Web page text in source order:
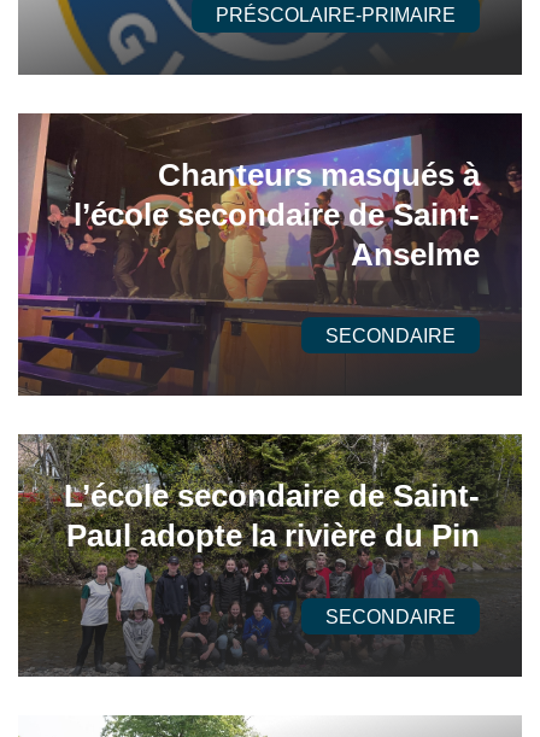
PRÉSCOLAIRE-PRIMAIRE
Chanteurs masqués à
l’école secondaire de Saint-
Anselme
SECONDAIRE
L’école secondaire de Saint-
Paul adopte la rivière du Pin
SECONDAIRE